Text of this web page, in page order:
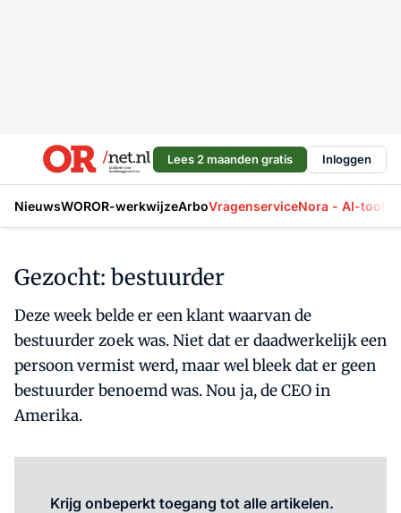
Lees 2 maanden gratis Inloggen
NieuwsWOROR-werkwijzeArboVragenserviceNora - AI-tool
Gezocht: bestuurder
Deze week belde er een klant waarvan de
bestuurder zoek was. Niet dat er daadwerkelijk een
persoon vermist werd, maar wel bleek dat er geen
bestuurder benoemd was. Nou ja, de CEO in
Amerika.
Krijg onbeperkt toegang tot alle artikelen.